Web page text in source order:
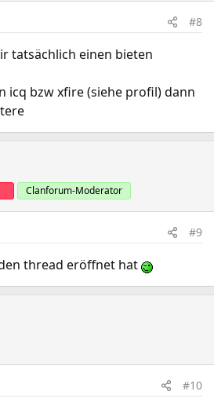
#8
tatsächlich einen bieten
icq bzw xfire (siehe profil) dann
Clanforum-Moderator
#9
thread eröffnet hat
#10